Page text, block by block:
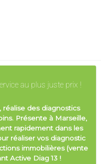
au plus juste prix !
des diagnostics
Présente à Marseille,
rapidement dans les
réaliser vos diagnostic
immobilières (vente
Active Diag 13 !